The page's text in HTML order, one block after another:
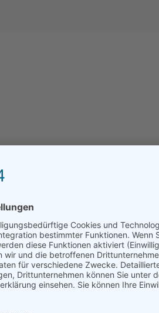
Leider kann das Haus über
angefragt werden.